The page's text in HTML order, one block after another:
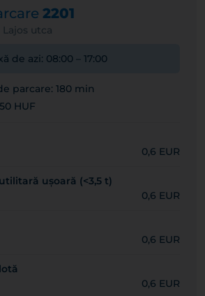
2201
utca
de azi: 08:00 – 17:00
parcare: 180 min
HUF
0,6 EUR
ușoară (<3,5 t)
0,6 EUR
0,6 EUR
0,6 EUR